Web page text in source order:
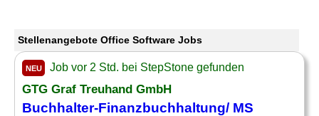
Stellenangebote Office Software Jobs
NEU Job vor 2 Std. bei StepStone gefunden
GTG Graf Treuhand GmbH
Buchhalter-Finanzbuchhaltung/ MS